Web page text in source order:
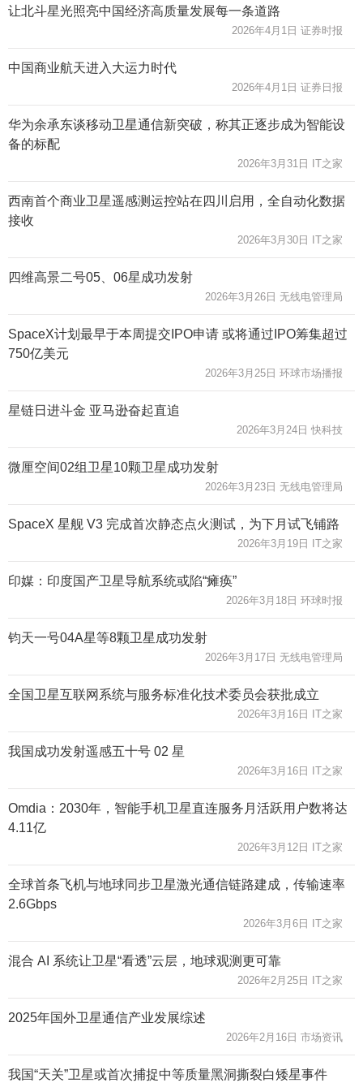
让北斗星光照亮中国经济高质量发展每一条道路
2026年4月1日 证券时报
中国商业航天进入大运力时代
2026年4月1日 证券日报
华为余承东谈移动卫星通信新突破，称其正逐步成为智能设
备的标配
2026年3月31日 IT之家
西南首个商业卫星遥感测运控站在四川启用，全自动化数据
接收
2026年3月30日 IT之家
四维高景二号05、06星成功发射
2026年3月26日 无线电管理局
SpaceX计划最早于本周提交IPO申请 或将通过IPO筹集超过
750亿美元
2026年3月25日 环球市场播报
星链日进斗金 亚马逊奋起直追
2026年3月24日 快科技
微厘空间02组卫星10颗卫星成功发射
2026年3月23日 无线电管理局
SpaceX 星舰 V3 完成首次静态点火测试，为下月试飞铺路
2026年3月19日 IT之家
印媒：印度国产卫星导航系统或陷“瘫痪”
2026年3月18日 环球时报
钧天一号04A星等8颗卫星成功发射
2026年3月17日 无线电管理局
全国卫星互联网系统与服务标准化技术委员会获批成立
2026年3月16日 IT之家
我国成功发射遥感五十号 02 星
2026年3月16日 IT之家
Omdia：2030年，智能手机卫星直连服务月活跃用户数将达
4.11亿
2026年3月12日 IT之家
全球首条飞机与地球同步卫星激光通信链路建成，传输速率
2.6Gbps
2026年3月6日 IT之家
混合 AI 系统让卫星“看透”云层，地球观测更可靠
2026年2月25日 IT之家
2025年国外卫星通信产业发展综述
2026年2月16日 市场资讯
我国“天关”卫星或首次捕捉中等质量黑洞撕裂白矮星事件